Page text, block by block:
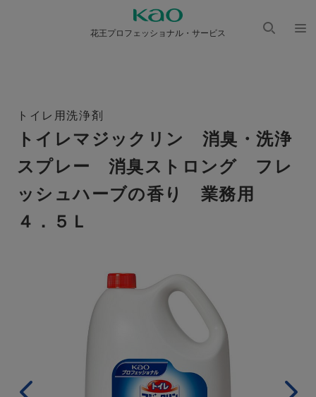
花王プロフェッショナル・サービス
トイレ用洗浄剤
トイレマジックリン 消臭・洗浄
スプレー 消臭ストロング フレ
ッシュハーブの香り 業務用
４．５Ｌ